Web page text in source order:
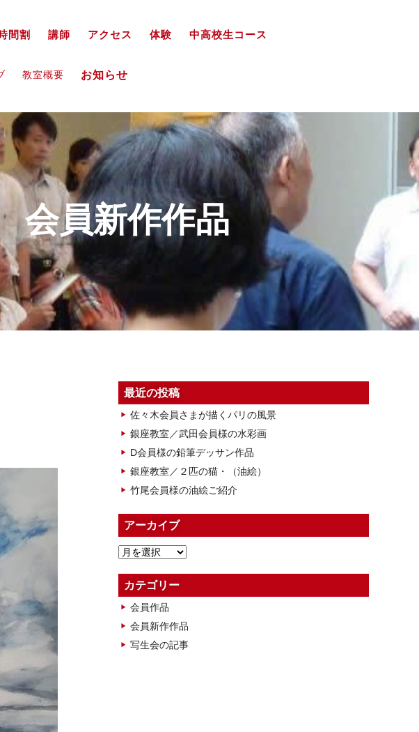
間割 講師 アクセス 体験
中高校生コース
教室概要 お知らせ
会員新作作品
最近の投稿
佐々木会員さまが描くパリの風景
銀座教室／武田会員様の水彩画
D会員様の鉛筆デッサン作品
銀座教室／２匹の猫・（油絵）
竹尾会員様の油絵ご紹介
アーカイブ
ア
カ
イ
ブ
カテゴリー
会員作品
会員新作作品
写生会の記事